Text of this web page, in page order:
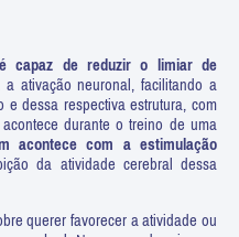
capaz de reduzir o limiar de
ativação neuronal, facilitando a
dessa respectiva estrutura, com
durante o treino de uma
acontece com a estimulação
da atividade cerebral dessa
querer favorecer a atividade ou